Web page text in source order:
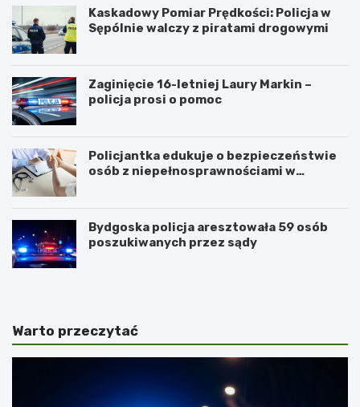
Kaskadowy Pomiar Prędkości: Policja w
Sępólnie walczy z piratami drogowymi
Zaginięcie 16-letniej Laury Markin –
policja prosi o pomoc
Policjantka edukuje o bezpieczeństwie
osób z niepełnosprawnościami w
Bydgoska policja aresztowała 59 osób
poszukiwanych przez sądy
Warto przeczytać